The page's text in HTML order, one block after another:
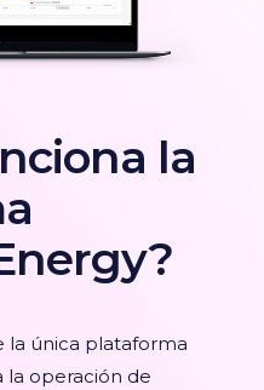
la
la única plataforma
la operación de